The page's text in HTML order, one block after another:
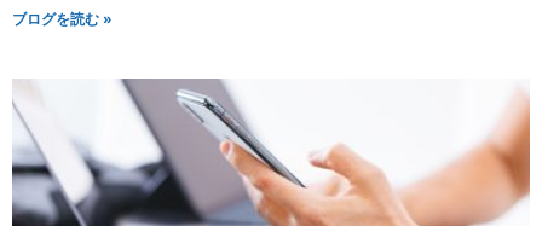
ブログを読む »